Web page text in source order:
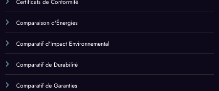
Certificats de Conformité
Comparaison d'Énergies
Comparatif d'Impact Environnemental
Comparatif de Durabilité
Comparatif de Garanties